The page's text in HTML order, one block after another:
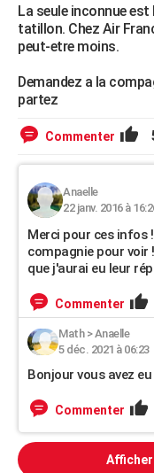
La seule inconnue
tatillon. Chez Air
peut-etre moins.
Demandez a la
partez
Commenter
Anaelle
22 janv. 2016 à
Merci pour ces infos
compagnie pour voir
que j'aurai eu leur
Commenter
Math>Anaelle
5 déc. 2021 à 06:23
Bonjour vous avez
Commenter